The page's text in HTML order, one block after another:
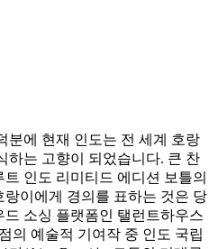
분에 현재 인도는 전 세계 호랑
하는 고향이 되었습니다. 큰 찬
인도 리미티드 에디션 보틀의
이에게 경의를 표하는 것은 당
소싱 플랫폼인 탤런트하우스
의 예술적 기여작 중 인도 국립